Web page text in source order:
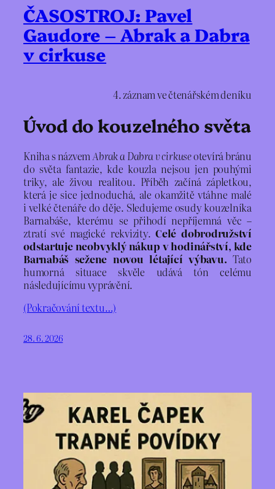
ČASOSTROJ: Pavel
Gaudore – Abrak a Dabra
v cirkuse
4. záznam ve čtenářském deníku
Úvod do kouzelného světa
Kniha s názvemAbrak a Dabra v cirkuseotevírá bránu
do světa fantazie, kde kouzla nejsou jen pouhými
triky, ale živou realitou. Příběh začíná zápletkou,
která je sice jednoduchá, ale okamžitě vtáhne malé
i velké čtenáře do děje. Sledujeme osudy kouzelníka
Barnabáše, kterému se přihodí nepříjemná věc –
ztratí své magické rekvizity.Celé dobrodružství
odstartuje neobvyklý nákup v hodinářství, kde
Barnabáš sežene novou létající výbavu. Tato
humorná situace skvěle udává tón celému
následujícímu vyprávění.
(Pokračování textu…)
28. 6. 2026